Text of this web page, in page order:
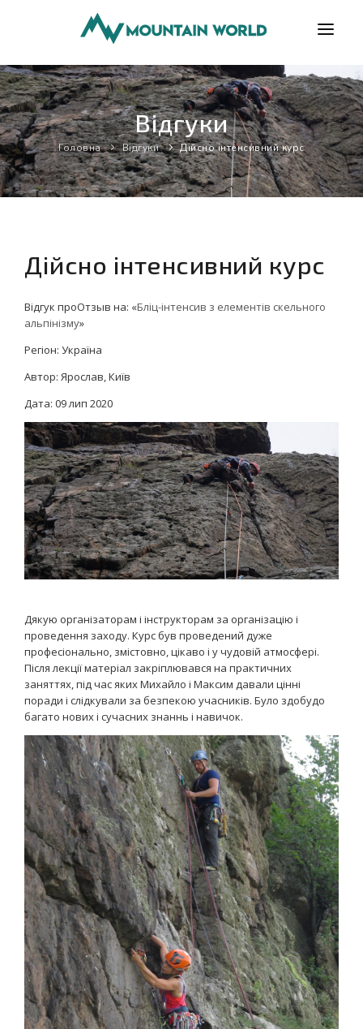
ПРОГРАМИ
ВІДГУКИ
БЛОГ
КОРИСНО
Відгуки
Головна Відгуки Дійсно інтенсивний курс
Дійсно інтенсивний курс
Відгук проОтзыв на: «Бліц-інтенсив з елементів скельного
альпінізму»
Регіон: Україна
Автор: Ярослав, Київ
Дата: 09 лип 2020
Дякую організаторам і інструкторам за організацію і
проведення заходу. Курс був проведений дуже
професіонально, змістовно, цікаво і у чудовій атмосфері.
Після лекції матеріал закріплювався на практичних
заняттях, під час яких Михайло і Максим давали цінні
поради і слідкували за безпекою учасників. Було здобудо
багато нових і сучасних знаннь і навичок.